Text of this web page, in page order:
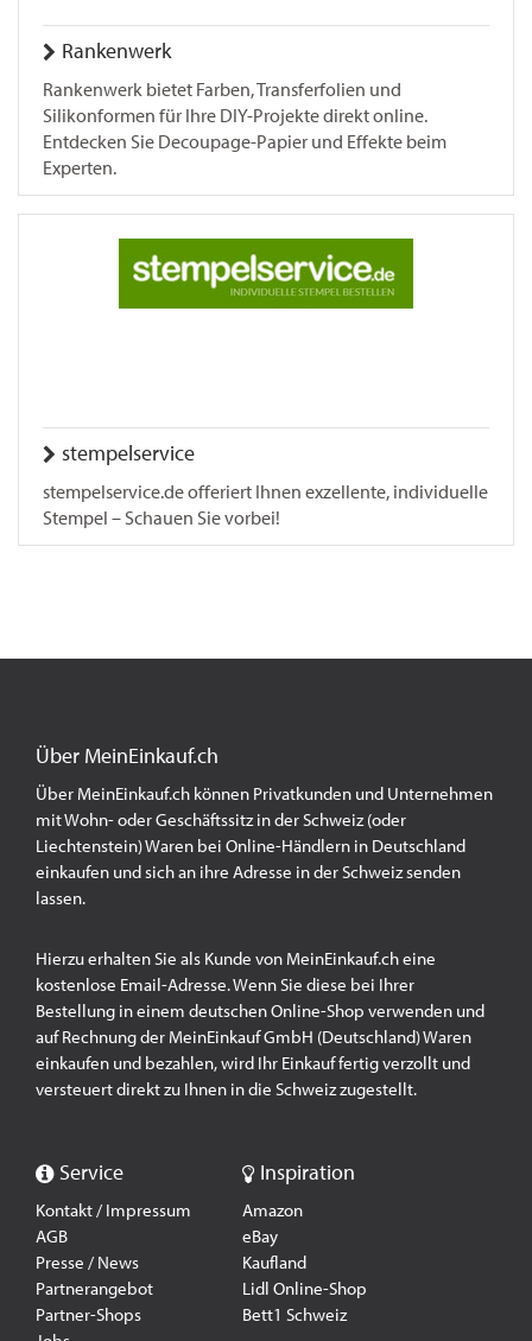
Rankenwerk
Rankenwerk bietet Farben, Transferfolien und
Silikonformen für Ihre DIY-Projekte direkt online.
Entdecken Sie Decoupage-Papier und Effekte beim
Experten.
stempelservice
stempelservice.de offeriert Ihnen exzellente, individuelle
Stempel – Schauen Sie vorbei!
Über MeinEinkauf.ch
Über MeinEinkauf.ch können Privatkunden und Unternehmen
mit Wohn- oder Geschäftssitz in der Schweiz (oder
Liechtenstein) Waren bei Online-Händlern in Deutschland
einkaufen und sich an ihre Adresse in der Schweiz senden
lassen.
Hierzu erhalten Sie als Kunde von MeinEinkauf.ch eine
kostenlose Email-Adresse. Wenn Sie diese bei Ihrer
Bestellung in einem deutschen Online-Shop verwenden und
auf Rechnung der MeinEinkauf GmbH (Deutschland) Waren
einkaufen und bezahlen, wird Ihr Einkauf fertig verzollt und
versteuert direkt zu Ihnen in die Schweiz zugestellt.
Service
Kontakt / Impressum
AGB
Presse / News
Partnerangebot
Partner-Shops
Inspiration
Amazon
eBay
Kaufland
Lidl Online-Shop
Bett1 Schweiz